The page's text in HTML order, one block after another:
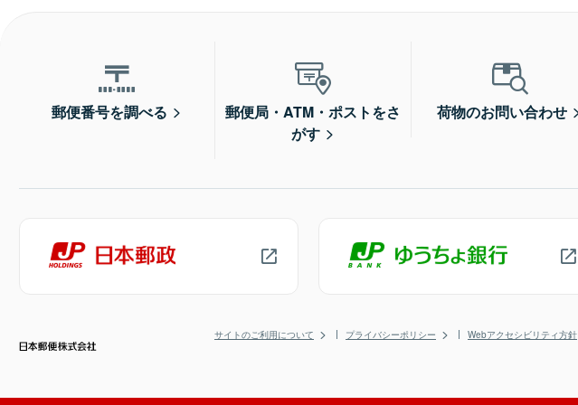
郵便番号を調べる
郵便局・ATM・ポストをさ
がす
荷物のお問い合わせ
サイトのご利用について プライバシーポリシー Webアクセシビリティ方針